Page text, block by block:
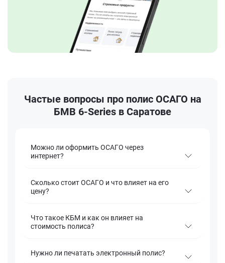
Частые вопросы про полис ОСАГО на
БМВ 6-Series в Саратове
Можно ли оформить ОСАГО через
интернет?
Сколько стоит ОСАГО и что влияет на его
цену?
Что такое КБМ и как он влияет на
стоимость полиса?
Нужно ли печатать электронный полис?